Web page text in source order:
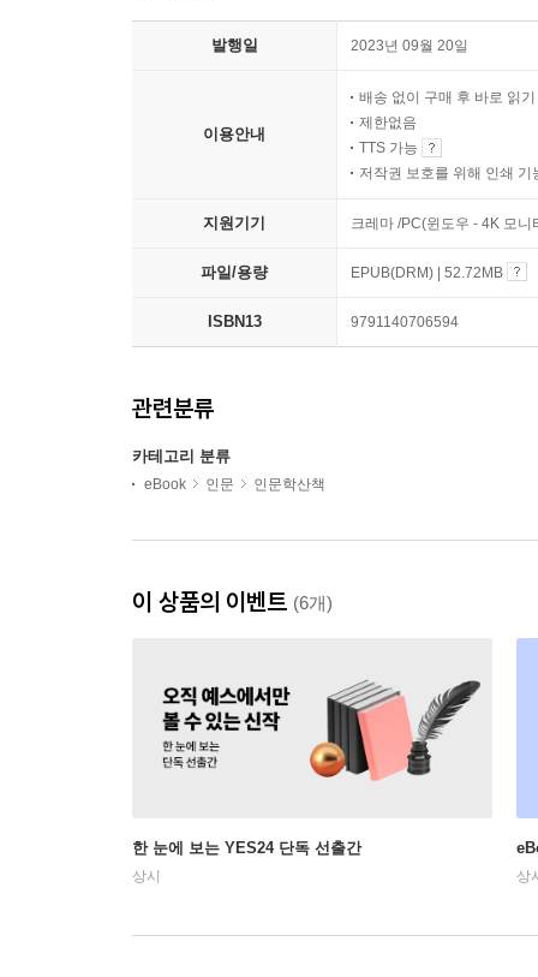
발행일 2023년 09월 20일
이용안내
배송 없이 구매 후 바로 읽기
제한없음
TTS 가능
저작권 보호를 위해 인쇄 기
지원기기 크레마 /PC(윈도우 - 4K 모
파일/용량 EPUB(DRM) | 52.72MB
ISBN13 9791140706594
관련분류
카테고리 분류
eBook 인문 인문학산책
이 상품의 이벤트 (6개)
한 눈에 보는 YES24 단독 선출간
상시 상